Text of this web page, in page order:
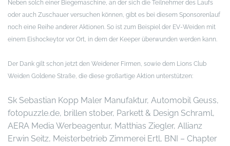
Neben solch einer Biegemaschine, an der sich die Teilnehmer des Laufs
oder auch Zuschauer versuchen können, gibt es bei diesem Sponsorenlauf
noch eine Reihe anderer Aktionen. So ist zum Beispiel der EV-Weiden mit
einem Eishockeytor vor Ort, in dem der Keeper überwunden werden kann.
Der Dank gilt schon jetzt den Weidener Firmen, sowie dem Lions Club
Weiden Goldene Straße, die diese großartige Aktion unterstützen:
Sk Sebastian Kopp Maler Manufaktur, Automobil Geuss,
fotopuzzle.de, brillen stober, Parkett & Design Schraml,
AERA Media Werbeagentur, Matthias Ziegler, Allianz
Erwin Seitz, Meisterbetrieb Zimmerei Ertl, BNI – Chapter